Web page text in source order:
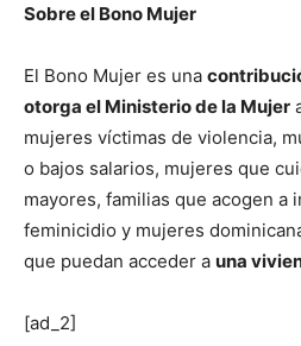
Sobre el Bono Mujer
El Bono Mujer es una
otorga el Ministerio de la Mujer
mujeres víctimas de violencia,
o bajos salarios, mujeres que
mayores, familias que acogen a
feminicidio y mujeres
que puedan acceder a una
[ad_2]